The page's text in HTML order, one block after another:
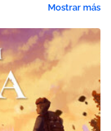
Mostrar más